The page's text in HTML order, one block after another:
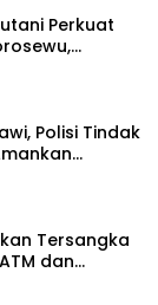
Perkuat
Polisi Tindak
Tersangka
dan